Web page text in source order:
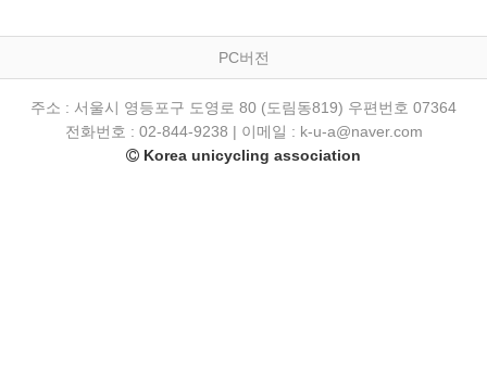
PC버전
주소 : 서울시 영등포구 도영로 80 (도림동819) 우편번호 07364
전화번호 : 02-844-9238 | 이메일 : k-u-a@naver.com
Korea unicycling association